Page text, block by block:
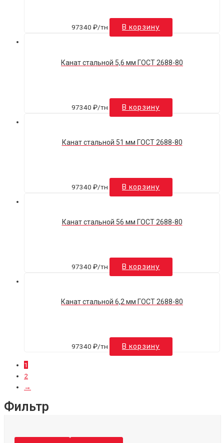
97340 ₽/тн В корзину
Канат стальной 5,6 мм ГОСТ 2688-80
97340 ₽/тн В корзину
Канат стальной 51 мм ГОСТ 2688-80
97340 ₽/тн В корзину
Канат стальной 56 мм ГОСТ 2688-80
97340 ₽/тн В корзину
Канат стальной 6,2 мм ГОСТ 2688-80
97340 ₽/тн В корзину
1
2
→
Фильтр